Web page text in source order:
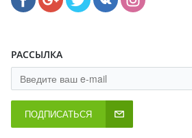
РАССЫЛКА
ПОДПИСАТЬСЯ